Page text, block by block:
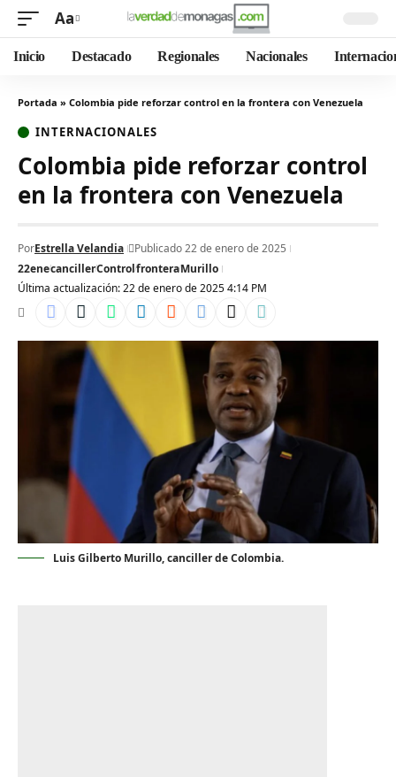
Aa
Inicio Destacado Regionales Nacionales
Portada » Colombia pide reforzar control en la frontera con Venezuela
INTERNACIONALES
Colombia pide reforzar control
en la frontera con Venezuela
Última actualización: 22 de enero de 2025 4:14 PM
PorEstrella Velandia
Publicado 22 de enero de 2025
22enecancillerControlfronteraMurillo
Luis Gilberto Murillo, canciller de Colombia.